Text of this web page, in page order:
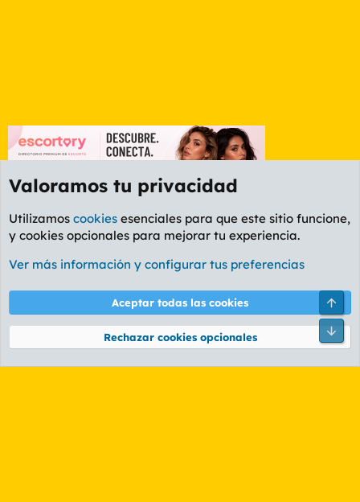
Etiquetas
Cookies
PL OLDSTYLE AMARILLO
Términos y reglas Política de privacidad Ayuda
Community platform by XenForo® © 2010-2026 XenForo Ltd.
Valoramos tu privacidad
Utilizamos cookies esenciales para que este sitio funcione,
y cookies opcionales para mejorar tu experiencia.
Ver más información y configurar tus preferencias
Aceptar todas las cookies
Rechazar cookies opcionales
Pie